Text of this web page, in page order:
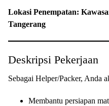
Lokasi Penempatan:
Tangerang
Deskripsi Pekerjaan
Sebagai Helper/Packer, Anda
Membantu persiapan